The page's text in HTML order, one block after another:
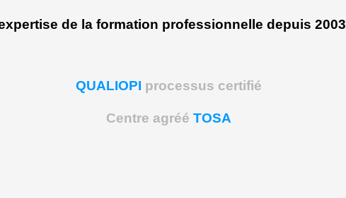
de la formation professionnelle depuis 2003
QUALIOPI processus certifié
Centre agréé TOSA